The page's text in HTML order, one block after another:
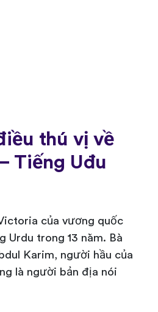
thú vị về
Tiếng Uđu
của vương quốc
Urdu trong 13 năm. Bà
Karim, người hầu của
là người bản địa nói